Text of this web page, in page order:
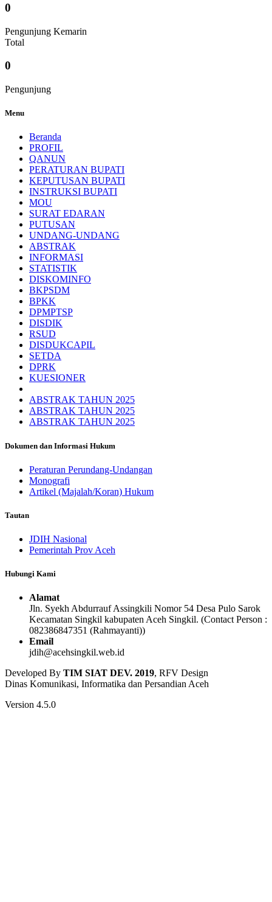
0
Pengunjung Kemarin
Total
0
Pengunjung
Menu
Beranda
PROFIL
QANUN
PERATURAN BUPATI
KEPUTUSAN BUPATI
INSTRUKSI BUPATI
MOU
SURAT EDARAN
PUTUSAN
UNDANG-UNDANG
ABSTRAK
INFORMASI
STATISTIK
DISKOMINFO
BKPSDM
BPKK
DPMPTSP
DISDIK
RSUD
DISDUKCAPIL
SETDA
DPRK
KUESIONER
ABSTRAK TAHUN 2025
ABSTRAK TAHUN 2025
ABSTRAK TAHUN 2025
Dokumen dan Informasi Hukum
Peraturan Perundang-Undangan
Monografi
Artikel (Majalah/Koran) Hukum
Tautan
JDIH Nasional
Pemerintah Prov Aceh
Hubungi Kami
Alamat
Jln. Syekh Abdurrauf Assingkili Nomor 54 Desa Pulo Sarok
Kecamatan Singkil kabupaten Aceh Singkil. (Contact Person :
082386847351 (Rahmayanti))
Email
jdih@acehsingkil.web.id
Developed By TIM SIAT DEV. 2019, RFV Design
Dinas Komunikasi, Informatika dan Persandian Aceh
Version 4.5.0